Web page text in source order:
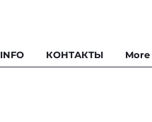
INFO КОНТАКТЫ More